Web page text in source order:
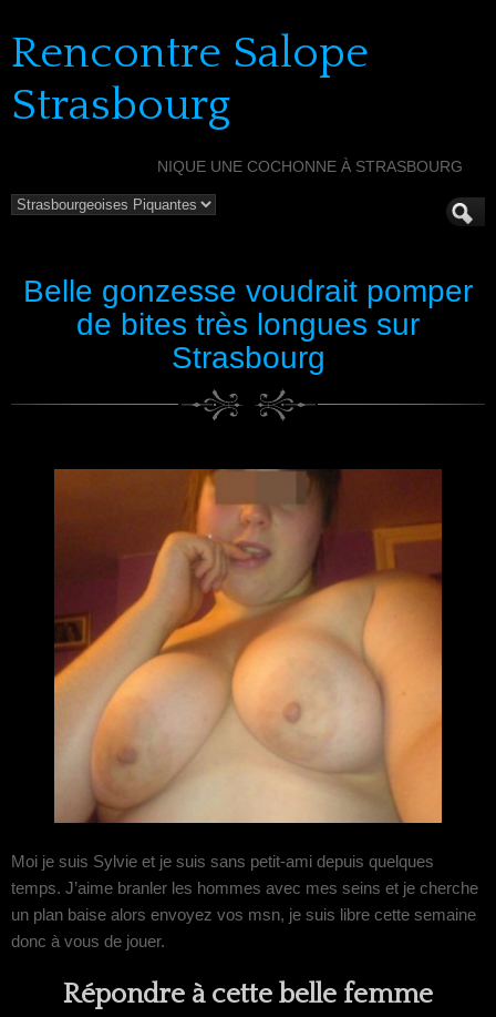
Rencontre Salope
Strasbourg
NIQUE UNE COCHONNE À STRASBOURG
Belle gonzesse voudrait pomper
de bites très longues sur
Strasbourg
Moi je suis Sylvie et je suis sans petit-ami depuis quelques
temps. J’aime branler les hommes avec mes seins et je cherche
un plan baise alors envoyez vos msn, je suis libre cette semaine
donc à vous de jouer.
Répondre à cette belle femme